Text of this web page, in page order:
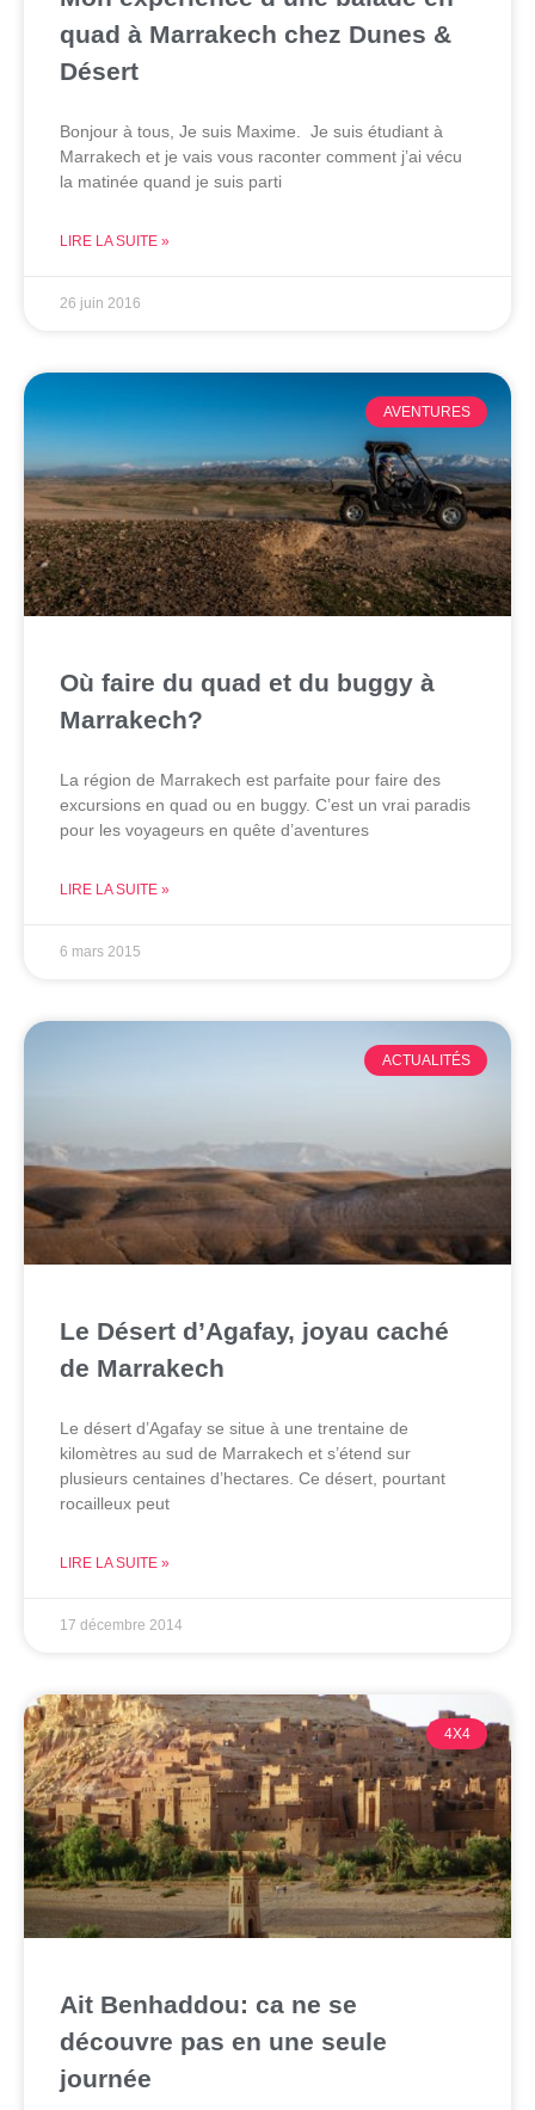
quad à Marrakech chez Dunes &
Désert
Bonjour à tous, Je suis Maxime. Je suis étudiant à
Marrakech et je vais vous raconter comment j’ai vécu
la matinée quand je suis parti
LIRE LA SUITE »
26 juin 2016
AVENTURES
Où faire du quad et du buggy à
Marrakech?
La région de Marrakech est parfaite pour faire des
excursions en quad ou en buggy. C’est un vrai paradis
pour les voyageurs en quête d’aventures
LIRE LA SUITE »
6 mars 2015
ACTUALITÉS
Le Désert d’Agafay, joyau caché
de Marrakech
Le désert d’Agafay se situe à une trentaine de
kilomètres au sud de Marrakech et s’étend sur
plusieurs centaines d’hectares. Ce désert, pourtant
rocailleux peut
LIRE LA SUITE »
17 décembre 2014
4X4
Ait Benhaddou: ca ne se
découvre pas en une seule
journée